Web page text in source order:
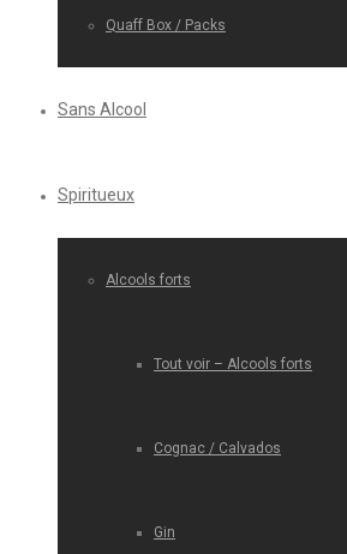
Quaff Box / Packs
Sans Alcool
Spiritueux
Alcools forts
Tout voir – Alcools forts
Cognac / Calvados
Gin